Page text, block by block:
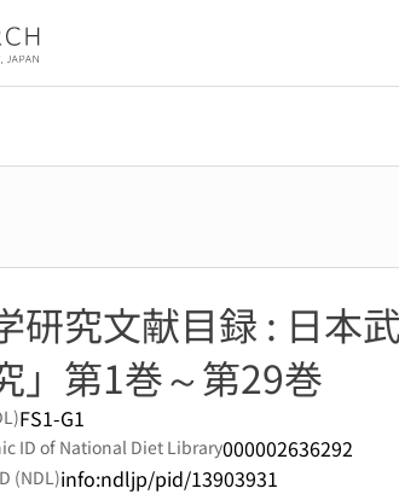
研究文献目録 : 日本
」第1巻～第29巻
FS1-G1
ID of National Diet Library000002636292
(NDL)info:ndljp/pid/13903931